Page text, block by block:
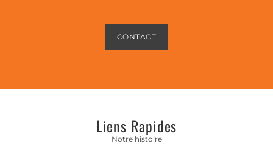
CONTACT
Liens Rapides
Notre histoire